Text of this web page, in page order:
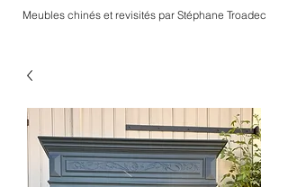
Meubles chinés et revisités par Stéphane Troadec